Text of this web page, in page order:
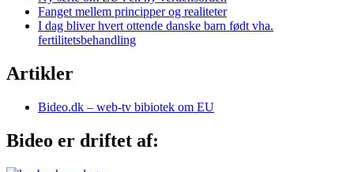
Fanget mellem principper og realiteter
I dag bliver hvert ottende danske barn født vha.
fertilitetsbehandling
Artikler
Bideo.dk – web-tv bibiotek om EU
Bideo er driftet af: